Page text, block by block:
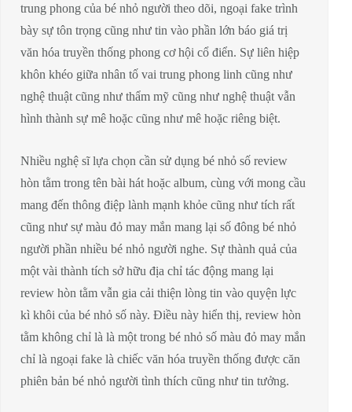
trung phong của bé nhỏ người theo dõi, ngoại fake trình
bày sự tôn trọng cũng như tin vào phần lớn báo giá trị
văn hóa truyền thống phong cơ hội cổ điển. Sự liên hiệp
khôn khéo giữa nhân tố vai trung phong linh cũng như
nghệ thuật cũng như thẩm mỹ cũng như nghệ thuật vẫn
hình thành sự mê hoặc cũng như mê hoặc riêng biệt.
Nhiều nghệ sĩ lựa chọn cần sử dụng bé nhỏ số review
hòn tằm trong tên bài hát hoặc album, cùng với mong cầu
mang đến thông điệp lành mạnh khỏe cũng như tích rất
cũng như sự màu đỏ may mắn mang lại số đông bé nhỏ
người phần nhiều bé nhỏ người nghe. Sự thành quả của
một vài thành tích sở hữu địa chỉ tác động mang lại
review hòn tằm vẫn gia cải thiện lòng tin vào quyện lực
kì khôi của bé nhỏ số này. Điều này hiển thị, review hòn
tằm không chỉ là là một trong bé nhỏ số màu đỏ may mắn
chỉ là ngoại fake là chiếc văn hóa truyền thống được căn
phiên bản bé nhỏ người tình thích cũng như tin tưởng.